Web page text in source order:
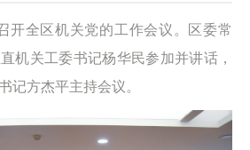
开全区机关党的工作会议。区委常
机关工委书记杨华民参加并讲话，
记方杰平主持会议。